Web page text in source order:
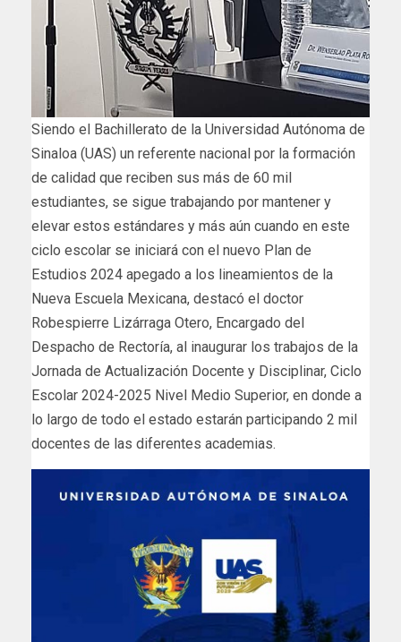
Siendo el Bachillerato de la Universidad Autónoma de
Sinaloa (UAS) un referente nacional por la formación
de calidad que reciben sus más de 60 mil
estudiantes, se sigue trabajando por mantener y
elevar estos estándares y más aún cuando en este
ciclo escolar se iniciará con el nuevo Plan de
Estudios 2024 apegado a los lineamientos de la
Nueva Escuela Mexicana, destacó el doctor
Robespierre Lizárraga Otero, Encargado del
Despacho de Rectoría, al inaugurar los trabajos de la
Jornada de Actualización Docente y Disciplinar, Ciclo
Escolar 2024-2025 Nivel Medio Superior, en donde a
lo largo de todo el estado estarán participando 2 mil
docentes de las diferentes academias.